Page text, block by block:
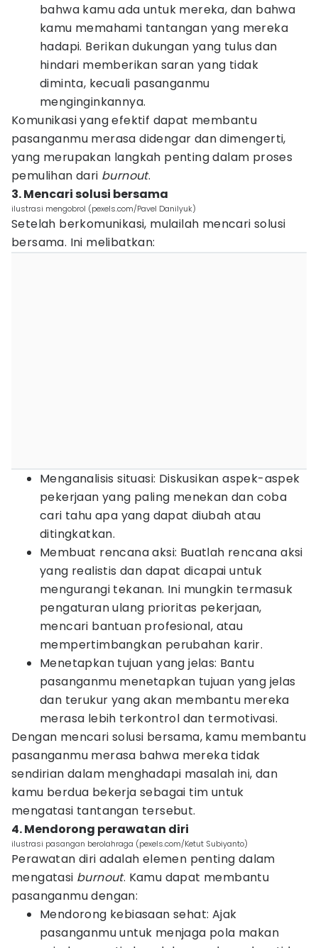
bahwa kamu ada untuk mereka, dan bahwa
kamu memahami tantangan yang mereka
hadapi. Berikan dukungan yang tulus dan
hindari memberikan saran yang tidak
diminta, kecuali pasanganmu
menginginkannya.
Komunikasi yang efektif dapat membantu
pasanganmu merasa didengar dan dimengerti,
yang merupakan langkah penting dalam proses
pemulihan dari burnout.
3. Mencari solusi bersama
ilustrasi mengobrol (pexels.com/Pavel Danilyuk)
Setelah berkomunikasi, mulailah mencari solusi
bersama. Ini melibatkan:
Menganalisis situasi: Diskusikan aspek-aspek
pekerjaan yang paling menekan dan coba
cari tahu apa yang dapat diubah atau
ditingkatkan.
Membuat rencana aksi: Buatlah rencana aksi
yang realistis dan dapat dicapai untuk
mengurangi tekanan. Ini mungkin termasuk
pengaturan ulang prioritas pekerjaan,
mencari bantuan profesional, atau
mempertimbangkan perubahan karir.
Menetapkan tujuan yang jelas: Bantu
pasanganmu menetapkan tujuan yang jelas
dan terukur yang akan membantu mereka
merasa lebih terkontrol dan termotivasi.
Dengan mencari solusi bersama, kamu membantu
pasanganmu merasa bahwa mereka tidak
sendirian dalam menghadapi masalah ini, dan
kamu berdua bekerja sebagai tim untuk
mengatasi tantangan tersebut.
4. Mendorong perawatan diri
ilustrasi pasangan berolahraga (pexels.com/Ketut Subiyanto)
Perawatan diri adalah elemen penting dalam
mengatasi burnout. Kamu dapat membantu
pasanganmu dengan:
Mendorong kebiasaan sehat: Ajak
pasanganmu untuk menjaga pola makan